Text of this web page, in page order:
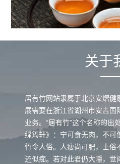
关于
居有竹网站隶属于北京安熠健
展需要在浙江省湖州市安吉国
业务。“居有竹”这个名称的出
绿筠轩》：宁可食无肉，不可
竹令人俗。人瘦尚可肥，士俗
还似痴。若对此君仍大嚼，世